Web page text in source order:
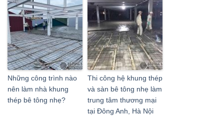
Những công trình nào
nên làm nhà khung
thép bê tông nhẹ?
Thi công hệ khung thép
và sàn bê tông nhẹ làm
trung tâm thương mại
tại Đông Anh, Hà Nội